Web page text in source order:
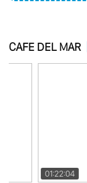
CAFE DEL MAR
01:22:04